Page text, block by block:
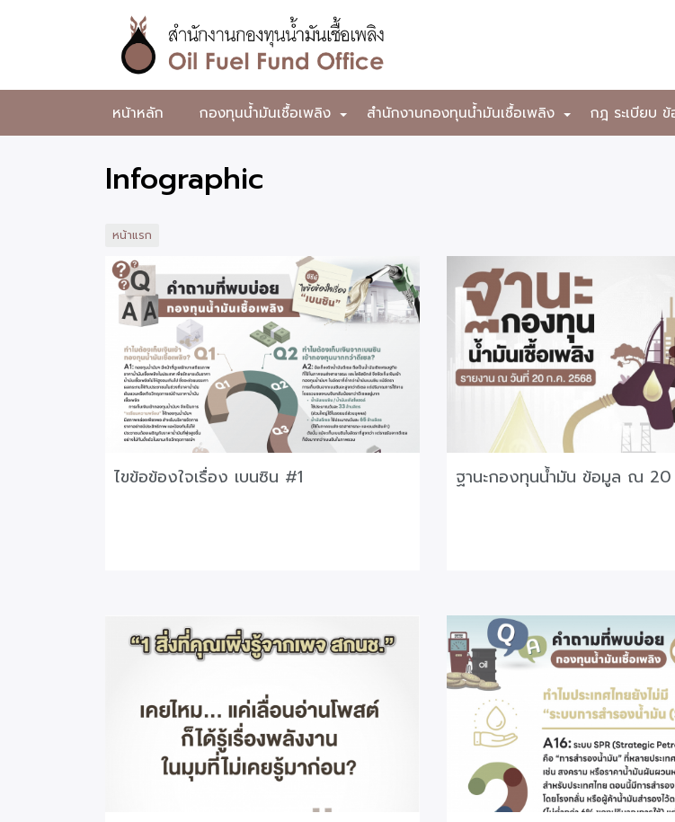
หลัก
สำนักงาน
กองทุน
น้ำมัน
เพลิง
หน้าหลัก +
กองทุนน้ำมันเชื้อเพลิง +
สำนักงานกองทุนน้ำมันเชื้อเพลิง กฎ ระเบียบ
Infographic
หน้าแรก
ไขข้อข้องใจเรื่อง เบนซิน #1 ฐานะกองทุนน้ำมัน ข้อมูล ณ